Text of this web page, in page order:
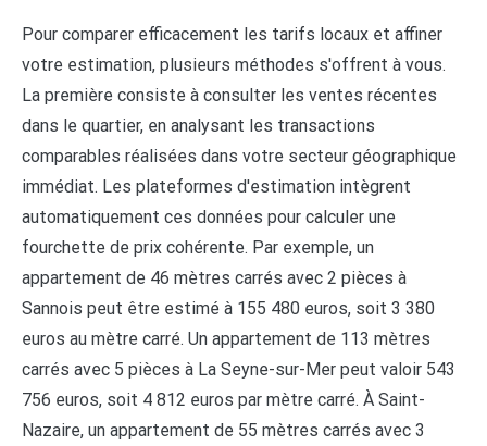
Pour comparer efficacement les tarifs locaux et affiner
votre estimation, plusieurs méthodes s'offrent à vous.
La première consiste à consulter les ventes récentes
dans le quartier, en analysant les transactions
comparables réalisées dans votre secteur géographique
immédiat. Les plateformes d'estimation intègrent
automatiquement ces données pour calculer une
fourchette de prix cohérente. Par exemple, un
appartement de 46 mètres carrés avec 2 pièces à
Sannois peut être estimé à 155 480 euros, soit 3 380
euros au mètre carré. Un appartement de 113 mètres
carrés avec 5 pièces à La Seyne-sur-Mer peut valoir 543
756 euros, soit 4 812 euros par mètre carré. À Saint-
Nazaire, un appartement de 55 mètres carrés avec 3